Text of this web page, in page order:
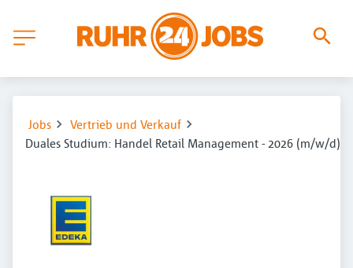
Jobs
Vertrieb und Verkauf
Duales Studium: Handel Retail Management - 2026 (m/w/d)